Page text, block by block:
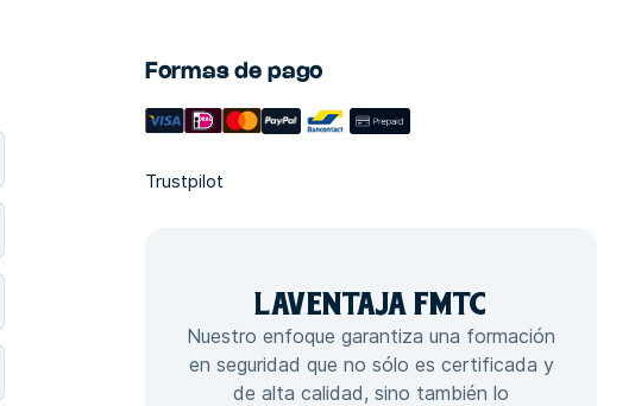
Formas de pago
Trustpilot
LAVENTAJA FMTC
Nuestro enfoque garantiza una formación
en seguridad que no sólo es certificada y
de alta calidad, sino también lo